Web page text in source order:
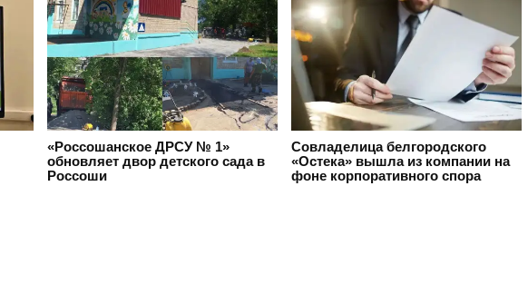
«Россошанское ДРСУ № 1»
обновляет двор детского сада в
Россоши
Совладелица белгородского
«Остека» вышла из компании на
фоне корпоративного спора